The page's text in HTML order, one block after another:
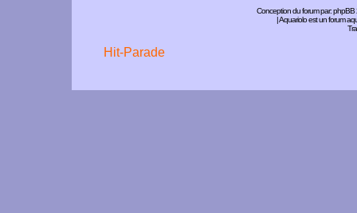
Conception du forum par:phpBB
| Aquariolo est un forum